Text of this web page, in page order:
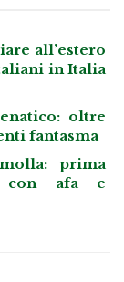
all’estero
in Italia
oltre
fantasma
prima
con afa e